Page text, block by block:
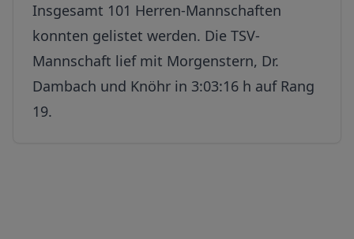
Insgesamt 101 Herren-Mannschaften
konnten gelistet werden. Die TSV-
Mannschaft lief mit Morgenstern, Dr.
Dambach und Knöhr in 3:03:16 h auf Rang
19.